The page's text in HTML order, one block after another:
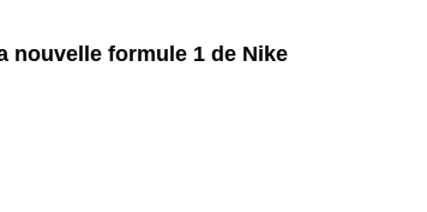
nouvelle formule 1 de Nike